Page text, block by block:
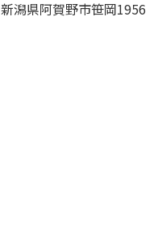
潟県阿賀野市笹岡1956